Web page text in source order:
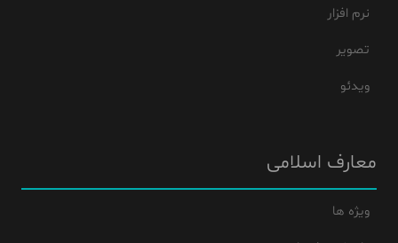
نرم افزار
تصویر
ویدئو
معارف اسلامی
ویژه ها